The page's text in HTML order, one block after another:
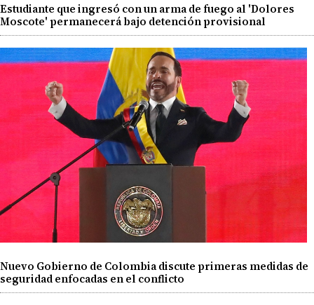
Estudiante que ingresó con un arma de fuego al 'Dolores
Moscote' permanecerá bajo detención provisional
Nuevo Gobierno de Colombia discute primeras medidas de
seguridad enfocadas en el conflicto